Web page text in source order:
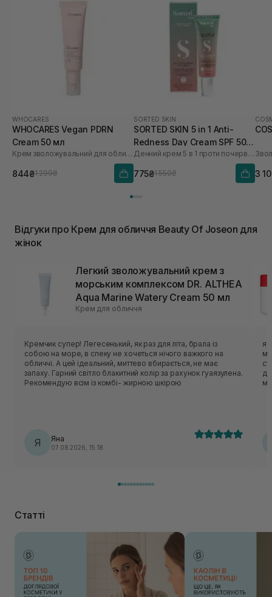
WHOCARES
WHOCARES Vegan PDRN
Cream 50 мл
Крем зволожувальний для обличчя із веганськими полінуклеотидами
844₴1 299₴
SORTED SKIN
SORTED SKIN 5 in 1 Anti-
Redness Day Cream SPF 50
30 мл
Денний крем 5 в 1 проти почервоніння
775₴1 550₴ 3
Відгуки про Крем для обличчя Beauty Of Joseon для
жінок
Легкий зволожувальний крем з
морським комплексом DR. ALTHEA
Aqua Marine Watery Cream 50 мл
Крем для обличчя
Кремчик супер! Легесенький, як раз для літа, брала із
собою на море, в спеку не хочеться нічого важкого на
обличчі. А цей ідеальний, миттево вбирається, не має
запаху. Гарний світло блакитний колір за рахунок гуаязулена.
Рекомендую всім із комбі- жирною шкірою
Я Яна
07.08.2026, 15:18
я
Статті